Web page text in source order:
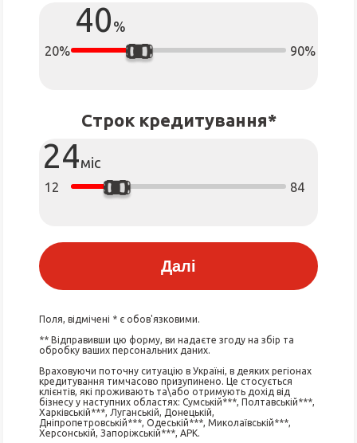
20% 90%
40 %
Строк кредитування*
12 84
24міс
Далі
Поля, відмічені * є обов'язковими.
** Відправивши цю форму, ви надаєте згоду на збір та
обробку ваших персональних даних.
Враховуючи поточну ситуацію в Україні, в деяких регіонах
кредитування тимчасово призупинено. Це стосується
клієнтів, які проживають та\або отримують дохід від
бізнесу у наступних областях: Сумській***, Полтавській***,
Харківській***, Луганській, Донецькій,
Дніпропетровській***, Одеській***, Миколаївській***,
Херсонській, Запоріжській***, АРК.